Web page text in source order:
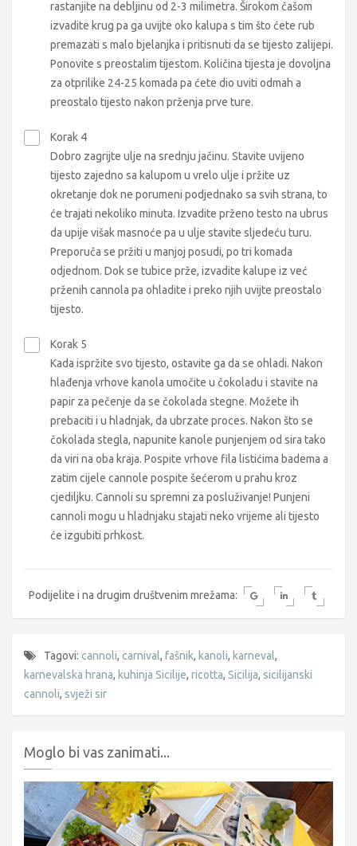
rastanjite na debljinu od 2-3 milimetra. Širokom čašom
izvadite krug pa ga uvijte oko kalupa s tim što ćete rub
premazati s malo bjelanjka i pritisnuti da se tijesto zalijepi.
Ponovite s preostalim tijestom. Količina tijesta je dovoljna
za otprilike 24-25 komada pa ćete dio uviti odmah a
preostalo tijesto nakon prženja prve ture.
Korak 4
Dobro zagrijte ulje na srednju jačinu. Stavite uvijeno
tijesto zajedno sa kalupom u vrelo ulje i pržite uz
okretanje dok ne porumeni podjednako sa svih strana, to
će trajati nekoliko minuta. Izvadite prženo testo na ubrus
da upije višak masnoće pa u ulje stavite sljedeću turu.
Preporuča se pržiti u manjoj posudi, po tri komada
odjednom. Dok se tubice prže, izvadite kalupe iz već
prženih cannola pa ohladite i preko njih uvijte preostalo
tijesto.
Korak 5
Kada ispržite svo tijesto, ostavite ga da se ohladi. Nakon
hlađenja vrhove kanola umočite u čokoladu i stavite na
papir za pečenje da se čokolada stegne. Možete ih
prebaciti i u hladnjak, da ubrzate proces. Nakon što se
čokolada stegla, napunite kanole punjenjem od sira tako
da viri na oba kraja. Pospite vrhove fila listićima badema a
zatim cijele cannole pospite šećerom u prahu kroz
cjediljku. Cannoli su spremni za posluživanje! Punjeni
cannoli mogu u hladnjaku stajati neko vrijeme ali tijesto
će izgubiti prhkost.
Podijelite i na drugim društvenim mrežama:
Tagovi: cannoli, carnival, fašnik, kanoli, karneval,
karnevalska hrana, kuhinja Sicilije, ricotta, Sicilija, sicilijanski
cannoli, svježi sir
Moglo bi vas zanimati...